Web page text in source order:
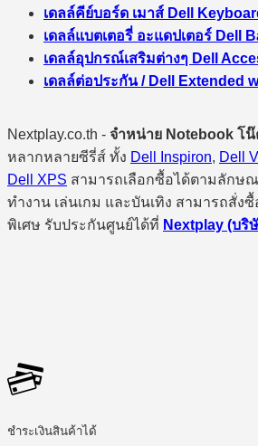
เดลล์คีย์บอร์ด เมาส์ Dell
เดลล์แบตเตอรี่ อะแดปเตอร์ Dell
เดลล์อุปกรณ์เสริมต่างๆ Dell
เดลล์ต่อประกัน / Dell Extended
Nextplay.co.th - จำหน่าย Notebook โ
หลากหลายซีรี่ส์ ทั้ง Dell Inspiron, Dell
Dell XPS สามารถเลือกซื้อได้ตามลักษ
ทำงาน เล่นเกม และบันเทิง สามารถสั่ง
พิเศษ รับประกันศูนย์ได้ที่ Nextplay (บริ
ชำระเงินสินค้าได้